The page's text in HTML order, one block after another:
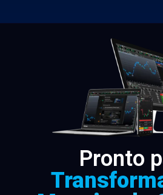
Pronto